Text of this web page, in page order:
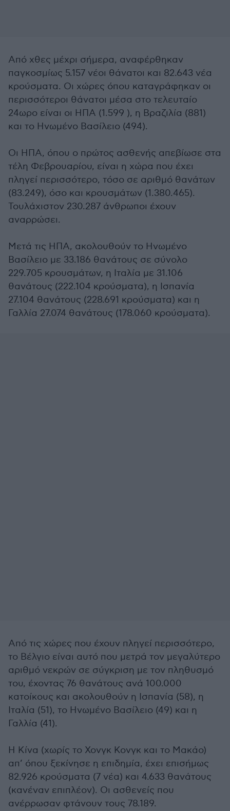
Από χθες μέχρι σήμερα, αναφέρθηκαν
παγκοσμίως 5.157 νέοι θάνατοι και 82.643 νέα
κρούσματα. Οι χώρες όπου καταγράφηκαν οι
περισσότεροι θάνατοι μέσα στο τελευταίο
24ωρο είναι οι ΗΠΑ (1.599 ), η Βραζιλία (881)
και το Ηνωμένο Βασίλειο (494).
Οι ΗΠΑ, όπου ο πρώτος ασθενής απεβίωσε στα
τέλη Φεβρουαρίου, είναι η χώρα που έχει
πληγεί περισσότερο, τόσο σε αριθμό θανάτων
(83.249), όσο και κρουσμάτων (1.380.465).
Τουλάχιστον 230.287 άνθρωποι έχουν
αναρρώσει.
Μετά τις ΗΠΑ, ακολουθούν το Ηνωμένο
Βασίλειο με 33.186 θανάτους σε σύνολο
229.705 κρουσμάτων, η Ιταλία με 31.106
θανάτους (222.104 κρούσματα), η Ισπανία
27.104 θανάτους (228.691 κρούσματα) και η
Γαλλία 27.074 θανάτους (178.060 κρούσματα).
Από τις χώρες που έχουν πληγεί περισσότερο,
το Βέλγιο είναι αυτό που μετρά τον μεγαλύτερο
αριθμό νεκρών σε σύγκριση με τον πληθυσμό
του, έχοντας 76 θανάτους ανά 100.000
κατοίκους και ακολουθούν η Ισπανία (58), η
Ιταλία (51), το Ηνωμένο Βασίλειο (49) και η
Γαλλία (41).
Η Κίνα (χωρίς το Χονγκ Κονγκ και το Μακάο)
απ’ όπου ξεκίνησε η επιδημία, έχει επισήμως
82.926 κρούσματα (7 νέα) και 4.633 θανάτους
(κανέναν επιπλέον). Οι ασθενείς που
ανέρρωσαν φτάνουν τους 78.189.